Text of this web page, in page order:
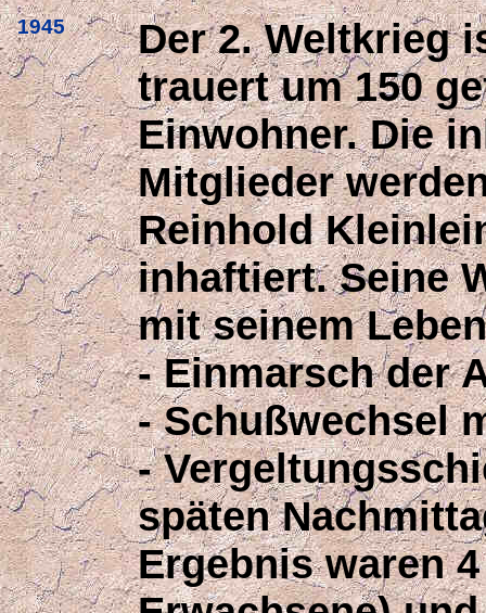
1945
Der 2. Weltkrieg
trauert um 150
Einwohner. Die
Mitglieder
Reinhold
inhaftiert. Seine
mit seinem
- Einmarsch der
- Schußwechsel
-
späten
Ergebnis waren